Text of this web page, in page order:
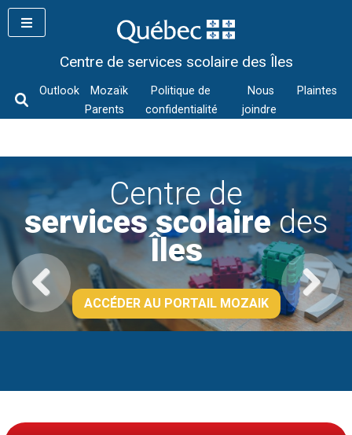
Skip
Centre de services scolaire des Îles
Outlook
Mozaïk
Parents
Politique de
confidentialité
Nous
joindre
Plaintes
Centre de
services scolairedes
Îles
ACCÉDER AU PORTAIL MOZAIK
Next